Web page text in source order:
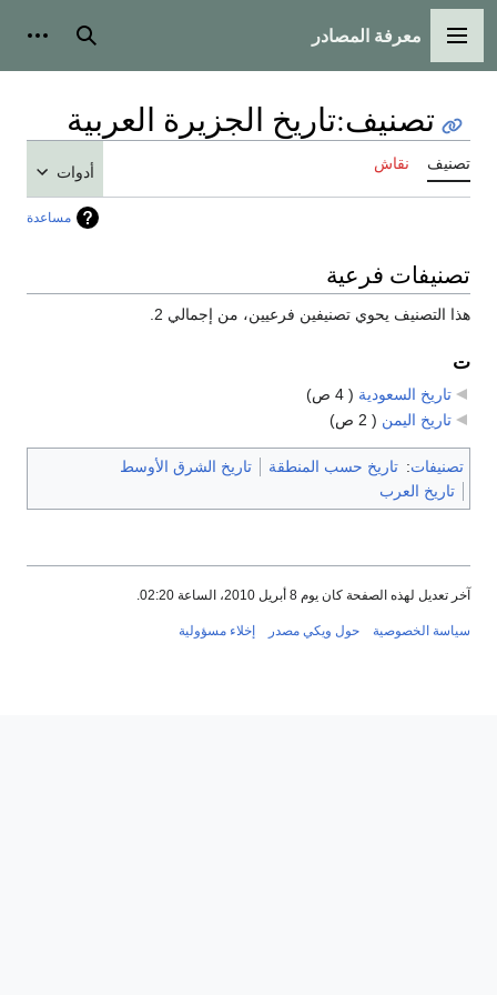
القائمة الرئيسية
معرفة المصادر بحث
تصنيف:تاريخ الجزيرة العربية
تصنيف نقاش أدوات
مساعدة
تصنيفات فرعية
هذا التصنيف يحوي تصنيفين فرعيين، من إجمالي 2.
ت
تاريخ السعودية ( 4 ص)
تاريخ اليمن ( 2 ص)
تصنيفات: تاريخ حسب المنطقة
تاريخ الشرق الأوسط
تاريخ العرب
آخر تعديل لهذه الصفحة كان يوم 8 أبريل 2010، الساعة 02:20.
سياسة الخصوصية حول ويكي مصدر إخلاء مسؤولية